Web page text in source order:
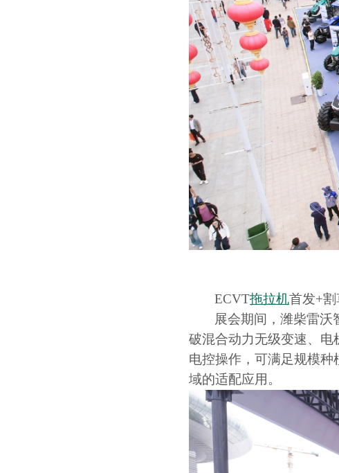
ECVT拖拉机首发+割
展会期间，潍柴雷沃
破混合动力无级变速、
电控操作，可满足规模
域的适配应用。